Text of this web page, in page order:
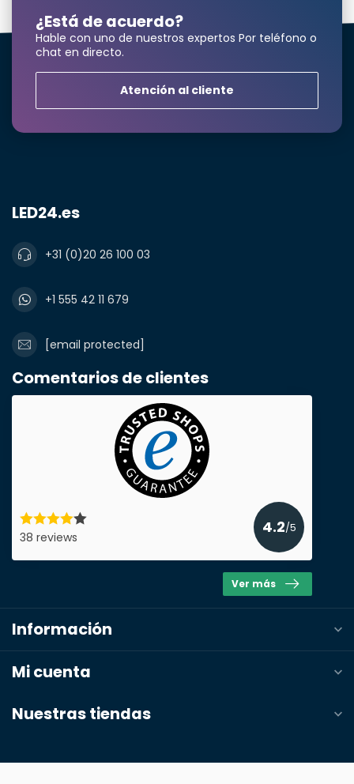
Nombre de la empresa
Producto* cantidad*
Enviar presupuesto
¿Está de acuerdo?
Hable con uno de nuestros expertos Por teléfono o
chat en directo.
Atención al cliente
LED24.es
+31 (0)20 26 100 03
+1 555 42 11 679
[email protected]
Comentarios de clientes
38 reviews
4.2/5
Ver más
Información
Mi cuenta
Nuestras tiendas